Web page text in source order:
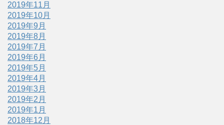
2019年11月
2019年10月
2019年9月
2019年8月
2019年7月
2019年6月
2019年5月
2019年4月
2019年3月
2019年2月
2019年1月
2018年12月